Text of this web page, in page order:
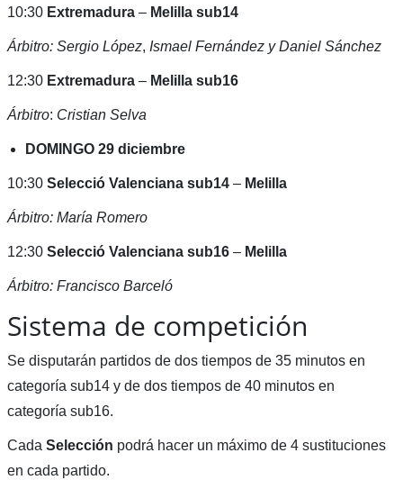
10:30 Extremadura– Melilla sub14
Árbitro: Sergio López, Ismael Fernández y Daniel Sánchez
12:30 Extremadura– Melilla sub16
Árbitro: Cristian Selva
DOMINGO 29 diciembre
10:30 Selecció Valenciana sub14– Melilla
Árbitro: María Romero
12:30 Selecció Valenciana sub16 – Melilla
Árbitro: Francisco Barceló
Sistema de competición
Se disputarán partidos de dos tiempos de 35 minutos en
categoría sub14 y de dos tiempos de 40 minutos en
categoría sub16.
Cada Selección podrá hacer un máximo de 4 sustituciones
en cada partido.